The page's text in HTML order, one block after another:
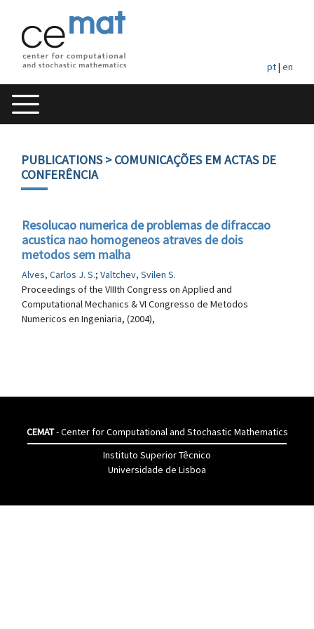
pt| en
PUBLICATIONS> COMUNICAÇÕES EM ACTAS DE
CONFERÊNCIA
Resolucao numerica de problemas de difraccao
acustica nao homogeneos atraves de dois
metodos sem malha
Alves, Carlos J. S.; Valtchev, Svilen S.
Proceedings of the VIIIth Congress on Applied and
Computational Mechanics & VI Congresso de Metodos
Numericos en Ingeniaria, (2004),
CEMAT- Center for Computational and Stochastic Mathematics
Instituto Superior Têcnico
Universidade de Lisboa